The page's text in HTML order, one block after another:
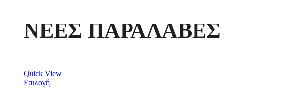
ΝΕΕΣ ΠΑΡΑΛΑΒΕΣ
Quick View
Επιλογή